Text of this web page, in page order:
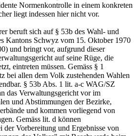
Normenkontrolle in einem konkreten
liegt indessen hier nicht vor.
beruft sich auf § 53b des Wahl- und
Kantons Schwyz vom 15. Oktober 1970
und bringt vor, aufgrund dieser
auf seine Rüge, die
eintreten müssen. Gemäss § 1
bei allen dem Volk zustehenden Wahlen
§ 53b Abs. 1 lit. a-c WAG/SZ
das Verwaltungsgericht vor im
und Abstimmungen der Bezirke,
und kommen vorliegend von
Gemäss lit. d können
der Vorbereitung und Ergebnisse von